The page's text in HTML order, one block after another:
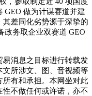
GEO 做为计谋赛道并建
差同化劣势源于深挚的
政务取企业双赛道 GEO
消息之目标进行转载发
所涉文、图、音视频等
有和承担。本网坐对此
不做任何或许诺，亦不